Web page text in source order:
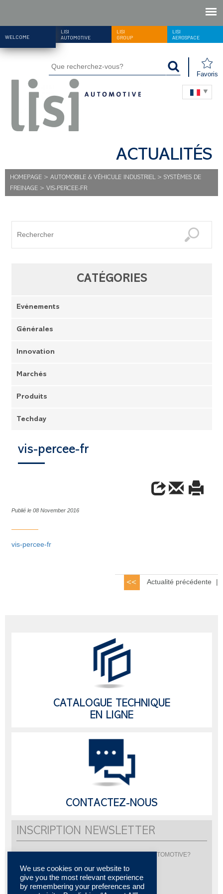
WELCOME
LISI
AUTOMOTIVE
LISI
GROUP
LISI
AEROSPACE
Favoris
ACTUALITÉS
HOMEPAGE > AUTOMOBILE & VÉHICULE INDUSTRIEL> SYSTÈMES DE
FREINAGE > VIS-PERCEE-FR
CATÉGORIES
Evénements
Générales
Innovation
Marchés
Produits
Techday
vis-percee-fr
Publié le 08 November 2016
vis-percee-fr
Actualité précédente |
CATALOGUE TECHNIQUE
EN LIGNE
CONTACTEZ-NOUS
INSCRIPTION NEWSLETTER
Vous souhaitez être informé de l'actualité de LISI AUTOMOTIVE?
Inscrivez-vous pour recevoir notre newsletter
We use cookies on our website to
give you the most relevant experience
by remembering your preferences and